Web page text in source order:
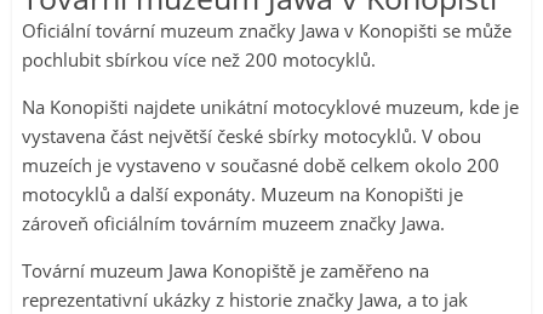
Oficiální tovární muzeum značky Jawa v Konopišti se může
pochlubit sbírkou více než 200 motocyklů.
Na Konopišti najdete unikátní motocyklové muzeum, kde je
vystavena část největší české sbírky motocyklů. V obou
muzeích je vystaveno v současné době celkem okolo 200
motocyklů a další exponáty. Muzeum na Konopišti je
zároveň oficiálním továrním muzeem značky Jawa.
Tovární muzeum Jawa Konopiště je zaměřeno na
reprezentativní ukázky z historie značky Jawa, a to jak